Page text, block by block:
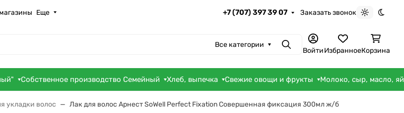
Еще +7 (707) 397 39 07 Заказать звонок
Светлая
Все категории ПоискВойтиИзбранноеКорзина
Собственное производство Семейный Хлеб, выпечка Свежие овощи и фрукты Молоко, сыр, масло,
укладки волос Лак для волос Арнест SoWell Perfect Fixation Совершенная фиксация 300мл ж/б